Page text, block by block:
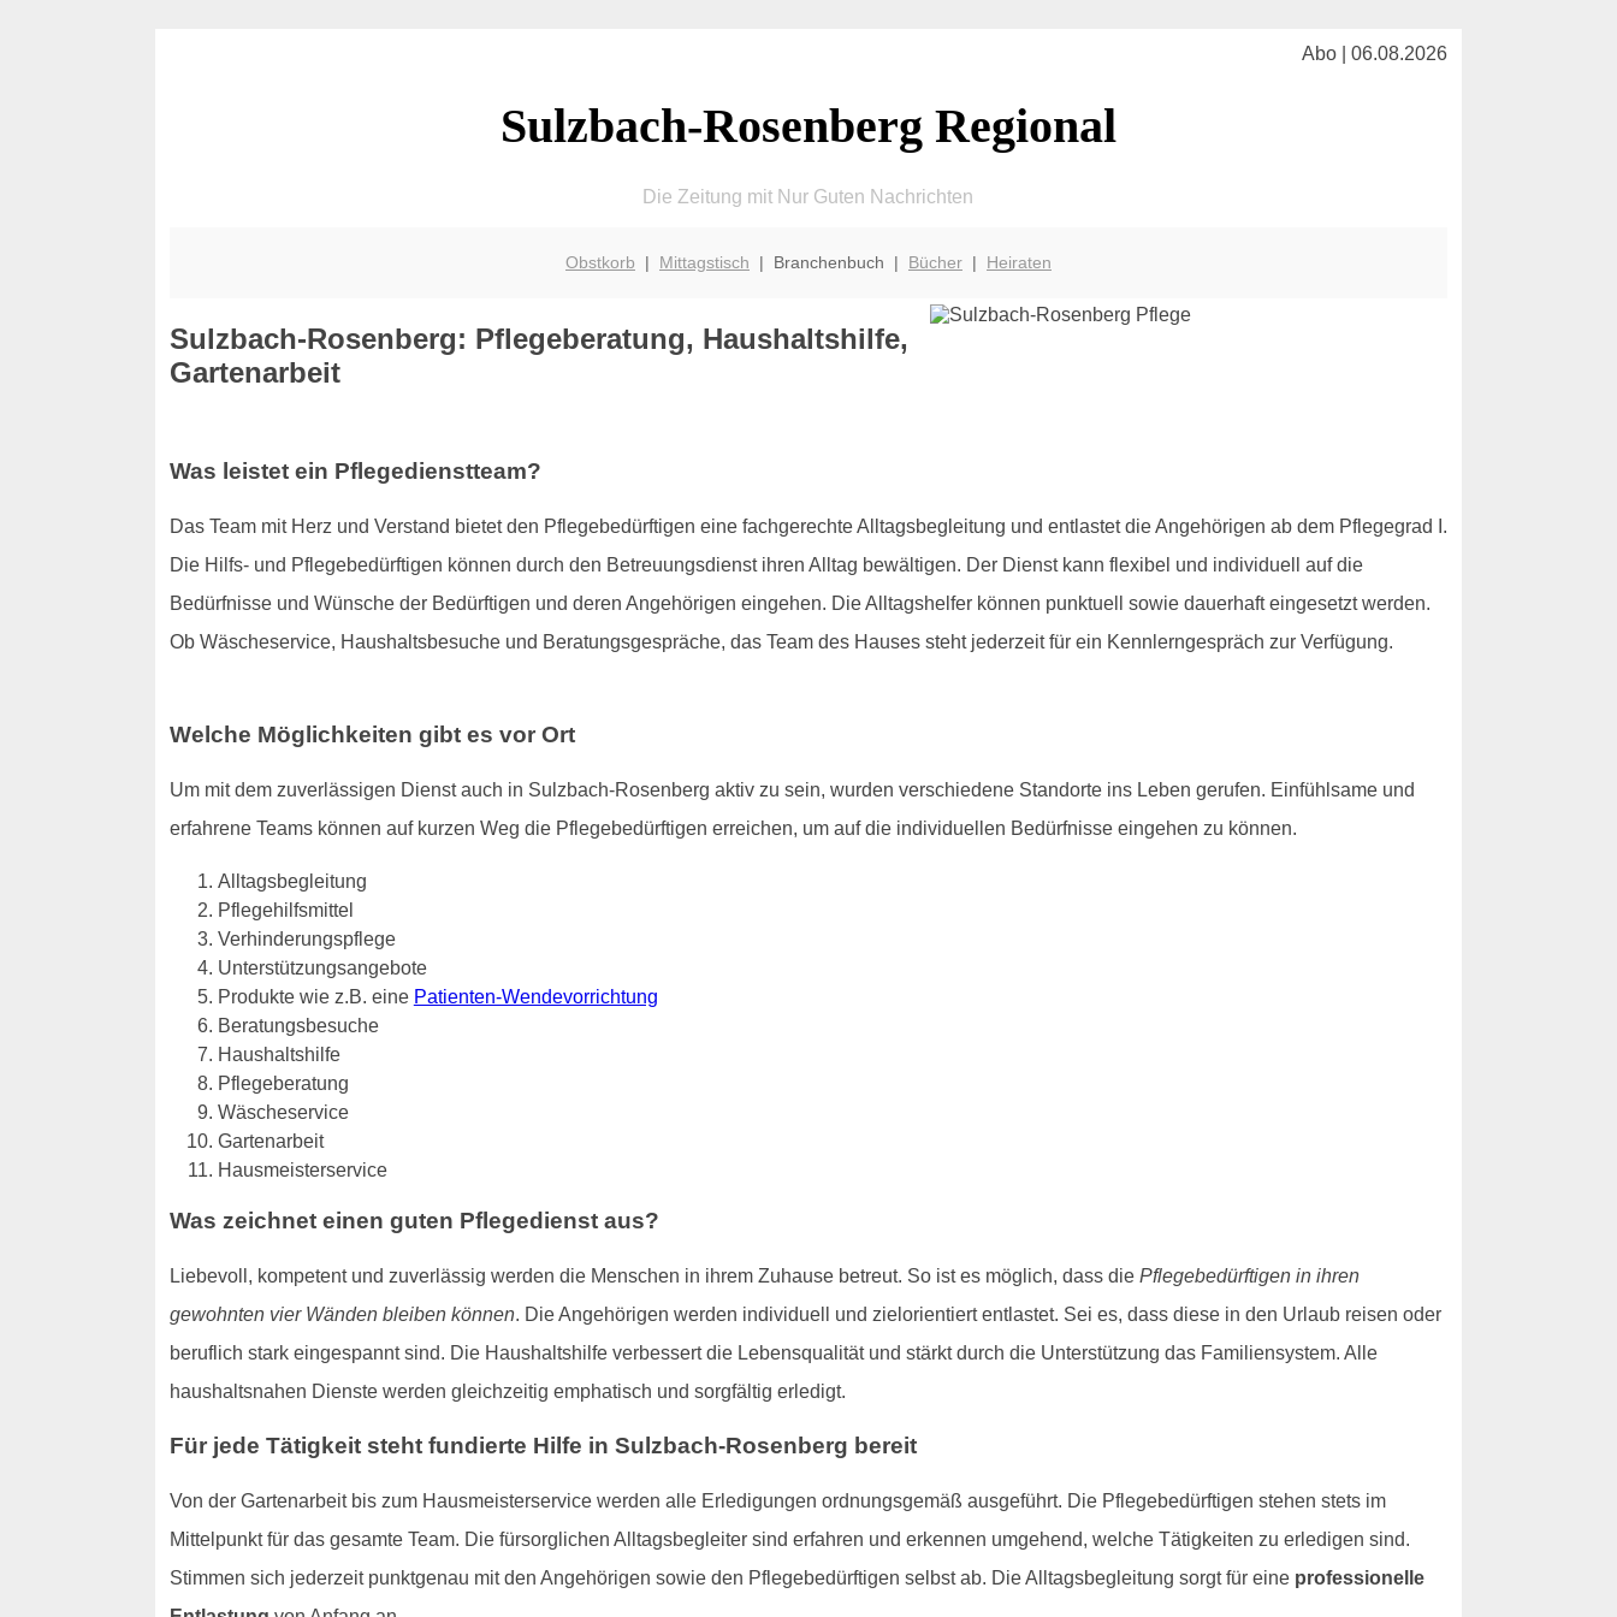
Abo | 06.08.2026
Sulzbach-Rosenberg Regional
Die Zeitung mit Nur Guten Nachrichten
Obstkorb | Mittagstisch | Branchenbuch | Bücher| Heiraten
Sulzbach-Rosenberg: Pflegeberatung, Haushaltshilfe,
Gartenarbeit
Was leistet ein Pflegedienstteam?
Das Team mit Herz und Verstand bietet den Pflegebedürftigen eine fachgerechte Alltagsbegleitung und entlastet die Angehörigen ab dem Pflegegrad I.
Die Hilfs- und Pflegebedürftigen können durch den Betreuungsdienst ihren Alltag bewältigen. Der Dienst kann flexibel und individuell auf die
Bedürfnisse und Wünsche der Bedürftigen und deren Angehörigen eingehen. Die Alltagshelfer können punktuell sowie dauerhaft eingesetzt werden.
Ob Wäscheservice, Haushaltsbesuche und Beratungsgespräche, das Team des Hauses steht jederzeit für ein Kennlerngespräch zur Verfügung.
Welche Möglichkeiten gibt es vor Ort
Um mit dem zuverlässigen Dienst auch in Sulzbach-Rosenberg aktiv zu sein, wurden verschiedene Standorte ins Leben gerufen. Einfühlsame und
erfahrene Teams können auf kurzen Weg die Pflegebedürftigen erreichen, um auf die individuellen Bedürfnisse eingehen zu können.
Alltagsbegleitung
Pflegehilfsmittel
Verhinderungspflege
Unterstützungsangebote
Produkte wie z.B. eine Patienten-Wendevorrichtung
Beratungsbesuche
Haushaltshilfe
Pflegeberatung
Wäscheservice
Gartenarbeit
Hausmeisterservice
Was zeichnet einen guten Pflegedienst aus?
Liebevoll, kompetent und zuverlässig werden die Menschen in ihrem Zuhause betreut. So ist es möglich, dass die Pflegebedürftigen in ihren
gewohnten vier Wänden bleiben können. Die Angehörigen werden individuell und zielorientiert entlastet. Sei es, dass diese in den Urlaub reisen oder
beruflich stark eingespannt sind. Die Haushaltshilfe verbessert die Lebensqualität und stärkt durch die Unterstützung das Familiensystem. Alle
haushaltsnahen Dienste werden gleichzeitig emphatisch und sorgfältig erledigt.
Für jede Tätigkeit steht fundierte Hilfe in Sulzbach-Rosenberg bereit
Von der Gartenarbeit bis zum Hausmeisterservice werden alle Erledigungen ordnungsgemäß ausgeführt. Die Pflegebedürftigen stehen stets im
Mittelpunkt für das gesamte Team. Die fürsorglichen Alltagsbegleiter sind erfahren und erkennen umgehend, welche Tätigkeiten zu erledigen sind.
Stimmen sich jederzeit punktgenau mit den Angehörigen sowie den Pflegebedürftigen selbst ab. Die Alltagsbegleitung sorgt für eine professionelle